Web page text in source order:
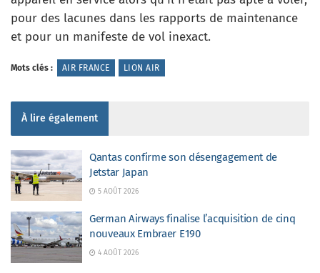
pour des lacunes dans les rapports de maintenance
et pour un manifeste de vol inexact.
Mots clés : AIR FRANCE LION AIR
À lire également
Qantas confirme son désengagement de
Jetstar Japan
5 AOÛT 2026
German Airways finalise l’acquisition de cinq
nouveaux Embraer E190
4 AOÛT 2026